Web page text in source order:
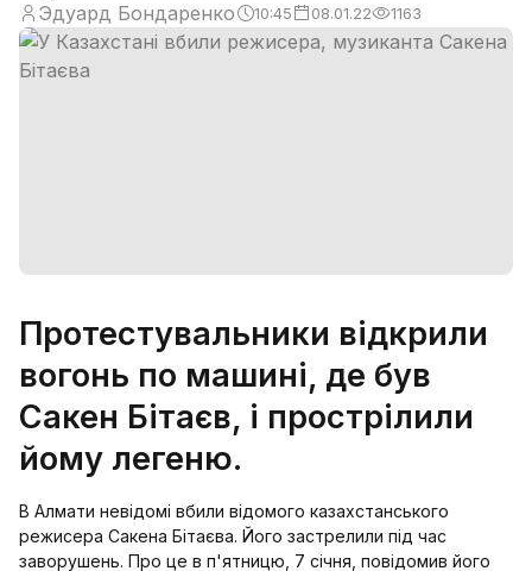
Эдуард Бондаренко 10:45 08.01.22 1163
Протестувальники відкрили
вогонь по машині, де був
Сакен Бітаєв, і прострілили
йому легеню.
В Алмати невідомі вбили відомого казахстанського
режисера Сакена Бітаєва. Його застрелили під час
заворушень. Про це в п'ятницю, 7 січня, повідомив його